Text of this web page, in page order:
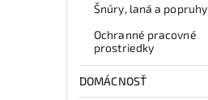
Šnúry, laná a popruhy
Ochranné pracovné
prostriedky
DOMÁCNOSŤ